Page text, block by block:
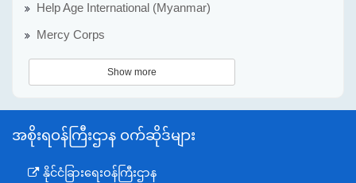
Help Age International (Myanmar)
Mercy Corps
Show more
အစိုးရဝန်ကြီးဌာန ဝက်ဆိုဒ်များ
နိုင်ငံခြားရေးဝန်ကြီးဌာန